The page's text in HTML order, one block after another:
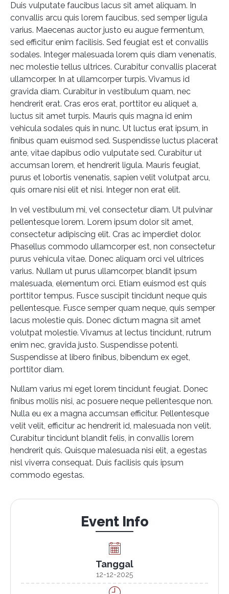
Duis vulputate faucibus lacus sit amet aliquam. In
convallis arcu quis lorem faucibus, sed semper ligula
varius. Maecenas auctor justo eu augue fermentum,
sed efficitur enim facilisis. Sed feugiat est et convallis
sodales. Integer malesuada lorem quis diam venenatis,
nec molestie tellus ultrices. Curabitur convallis placerat
ullamcorper. In at ullamcorper turpis. Vivamus id
gravida diam. Curabitur in vestibulum quam, nec
hendrerit erat. Cras eros erat, porttitor eu aliquet a,
luctus sit amet turpis. Mauris quis magna id enim
vehicula sodales quis in nunc. Ut luctus erat ipsum, in
finibus quam euismod sed. Suspendisse luctus placerat
ante, vitae dapibus odio vulputate sed. Curabitur ut
accumsan lorem, et hendrerit ligula. Mauris feugiat,
purus et lobortis venenatis, sapien velit volutpat arcu,
quis ornare nisi elit et nisi. Integer non erat elit.
In vel vestibulum mi, vel consectetur diam. Ut pulvinar
pellentesque lorem. Lorem ipsum dolor sit amet,
consectetur adipiscing elit. Cras ac imperdiet dolor.
Phasellus commodo ullamcorper est, non consectetur
purus vehicula vitae. Donec aliquam orci vel ultrices
varius. Nullam ut purus ullamcorper, blandit ipsum
malesuada, elementum orci. Etiam euismod est quis
porttitor tempus. Fusce suscipit tincidunt neque quis
pellentesque. Fusce semper quam neque, quis semper
lacus molestie quis. Donec dictum magna sit amet
volutpat molestie. Vivamus at lectus tincidunt, rutrum
enim nec, gravida justo. Suspendisse potenti.
Suspendisse at libero finibus, bibendum ex eget,
porttitor diam.
Nullam varius mi eget lorem tincidunt feugiat. Donec
finibus mollis nisi, ac posuere neque pellentesque non.
Nulla eu ex a magna accumsan efficitur. Pellentesque
velit velit, efficitur ac hendrerit id, malesuada non velit.
Curabitur tincidunt blandit felis, in convallis lorem
hendrerit quis. Quisque malesuada nisi elit, a egestas
nisl viverra consequat. Duis facilisis quis ipsum
commodo egestas.
Event Info
Tanggal
12-12-2025